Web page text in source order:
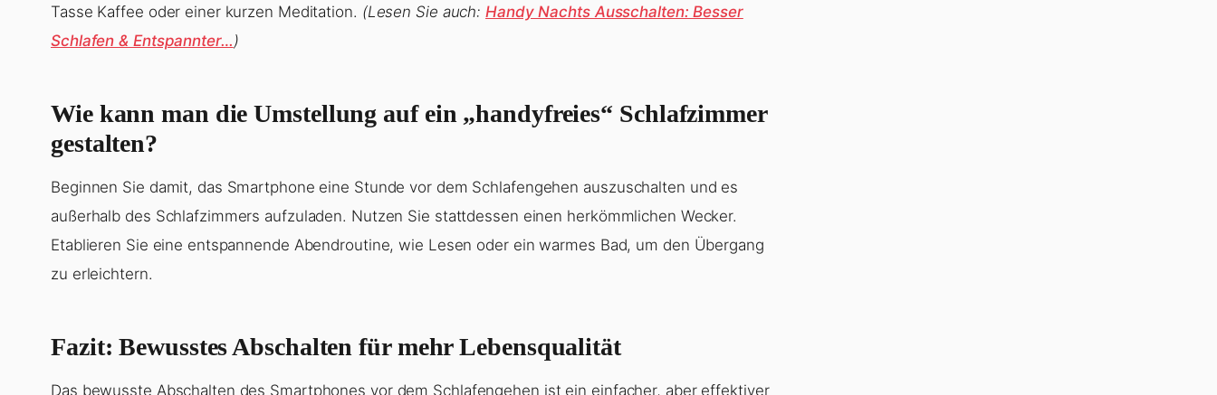
Tasse Kaffee oder einer kurzen Meditation. (Lesen Sie auch:Handy Nachts Ausschalten: Besser
Schlafen & Entspannter… )
Wie kann man die Umstellung auf ein „handyfreies“ Schlafzimmer
gestalten?
Beginnen Sie damit, das Smartphone eine Stunde vor dem Schlafengehen auszuschalten und es
außerhalb des Schlafzimmers aufzuladen. Nutzen Sie stattdessen einen herkömmlichen Wecker.
Etablieren Sie eine entspannende Abendroutine, wie Lesen oder ein warmes Bad, um den Übergang
zu erleichtern.
Fazit: Bewusstes Abschalten für mehr Lebensqualität
Das bewusste Abschalten des Smartphones vor dem Schlafengehen ist ein einfacher, aber effektiver